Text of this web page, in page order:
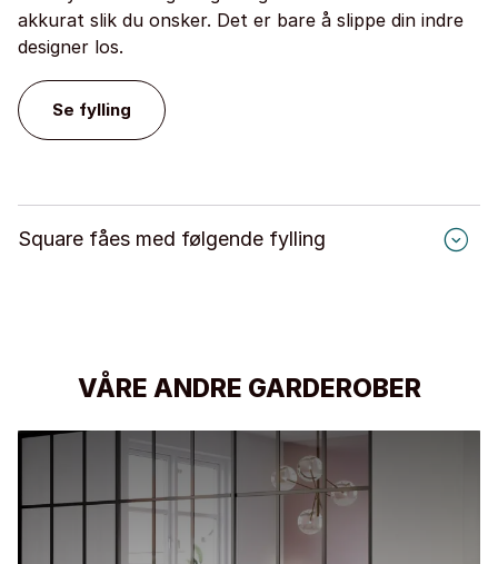
akkurat slik du onsker. Det er bare å slippe din indre
designer los.
Se fylling
Square fåes med følgende fylling
Grå
Varm valnøtt
Dust green, matt
VÅRE ANDRE GARDEROBER